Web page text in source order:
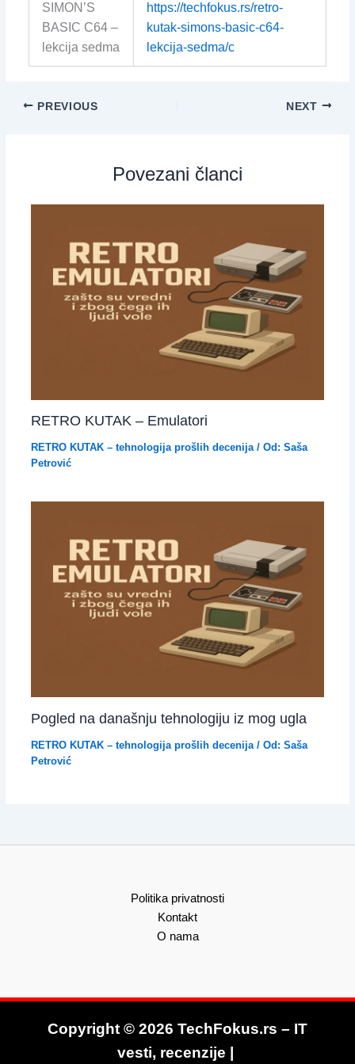
SIMON’S
BASIC C64 –
lekcija sedma
https://techfokus.rs/retro-
kutak-simons-basic-c64-
lekcija-sedma/c
PREVIOUS NEXT
Povezani članci
RETRO KUTAK – Emulatori
RETRO KUTAK – tehnologija prošlih decenija/ Od: Saša
Petrović
Pogled na današnju tehnologiju iz mog ugla
RETRO KUTAK – tehnologija prošlih decenija/ Od: Saša
Petrović
Politika privatnosti
Kontakt
O nama
Copyright © 2026 TechFokus.rs – IT
vesti, recenzije |